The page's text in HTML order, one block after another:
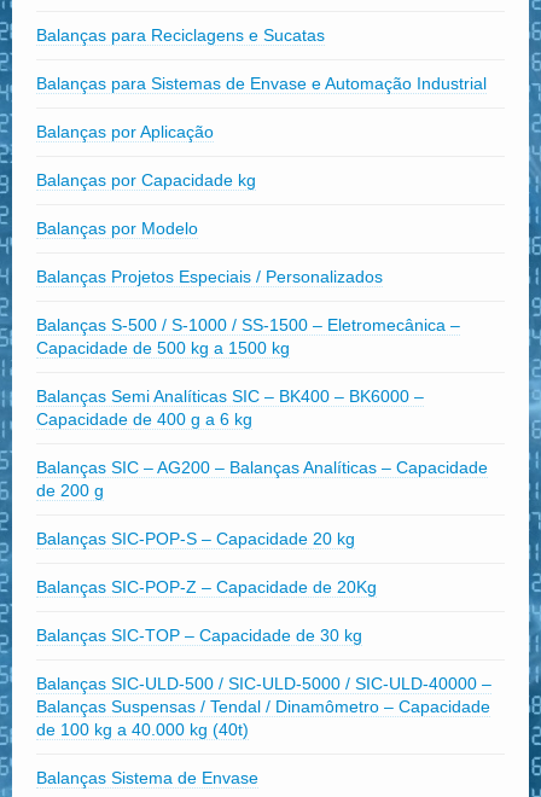
Balanças para Reciclagens e Sucatas
Balanças para Sistemas de Envase e Automação Industrial
Balanças por Aplicação
Balanças por Capacidade kg
Balanças por Modelo
Balanças Projetos Especiais / Personalizados
Balanças S-500 / S-1000 / SS-1500 – Eletromecânica –
Capacidade de 500 kg a 1500 kg
Balanças Semi Analíticas SIC – BK400 – BK6000 –
Capacidade de 400 g a 6 kg
Balanças SIC – AG200 – Balanças Analíticas – Capacidade
de 200 g
Balanças SIC-POP-S – Capacidade 20 kg
Balanças SIC-POP-Z – Capacidade de 20Kg
Balanças SIC-TOP – Capacidade de 30 kg
Balanças SIC-ULD-500 / SIC-ULD-5000 / SIC-ULD-40000 –
Balanças Suspensas / Tendal / Dinamômetro – Capacidade
de 100 kg a 40.000 kg (40t)
Balanças Sistema de Envase